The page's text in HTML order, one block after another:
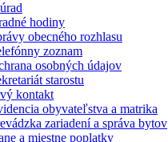
hodiny
obecného rozhlasu
zoznam
osobných údajov
starostu
kontakt
obyvateľstva a matrika
zariadení a správa bytov
a miestne poplatky